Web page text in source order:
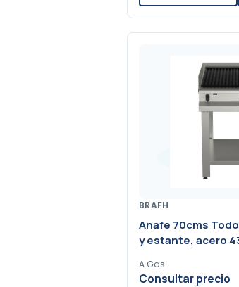
BRAFH
Anafe 70cms
y estante, acero
A Gas
Consultar precio